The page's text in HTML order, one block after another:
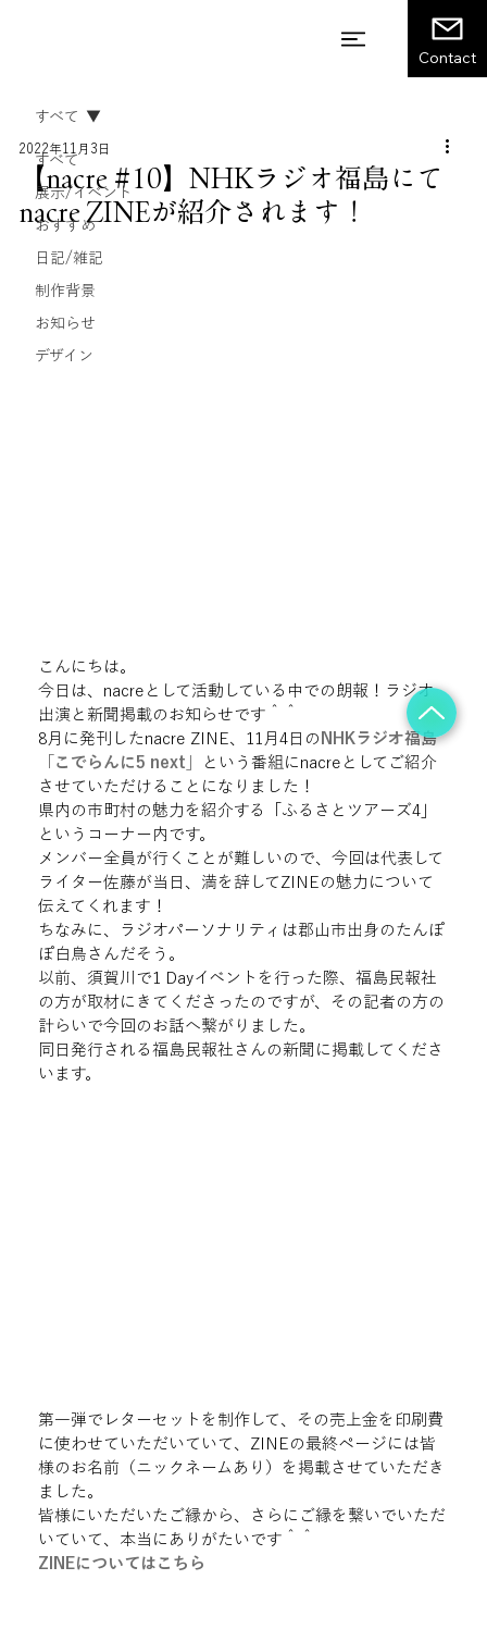
Contact
すべて
展示/イベント
おすすめ
日記/雑記
制作背景
お知らせ
デザイン
すべて
【nacre #10】NHKラジオ福島にて
nacre ZINEが紹介されます！
2022年11月3日
こんにちは。
今日は、nacreとして活動している中での朗報！ラジオ
出演と新聞掲載のお知らせです＾＾
8月に発刊したnacre ZINE、11月4日の NHKラジオ福島
「こでらんに5 next」
という番組にnacreとしてご紹介
させていただけることになりました！
県内の市町村の魅力を紹介する「ふるさとツアーズ4」
というコーナー内です。
メンバー全員が行くことが難しいので、今回は代表して
ライター佐藤が当日、満を辞してZINEの魅力について
伝えてくれます！
ちなみに、ラジオパーソナリティは郡山市出身のたんぽ
ぽ白鳥さんだそう。
以前、須賀川で1 Dayイベントを行った際、福島民報社
の方が取材にきてくださったのですが、その記者の方の
計らいで今回のお話へ繋がりました。
同日発行される福島民報社さんの新聞に掲載してくださ
います。
第一弾でレターセットを制作して、その売上金を印刷費
に使わせていただいていて、ZINEの最終ページには皆
様のお名前（ニックネームあり）を掲載させていただき
ました。
皆様にいただいたご縁から、さらにご縁を繋いでいただ
いていて、本当にありがたいです＾＾
ZINEについてはこちら